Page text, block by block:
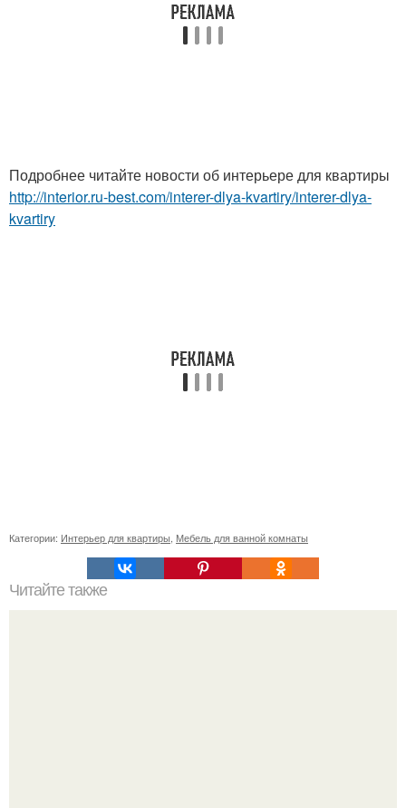
Подробнее читайте новости об интерьере для квартиры
http://interior.ru-best.com/interer-dlya-kvartiry/interer-dlya-
kvartiry
Категории: Интерьер для квартиры Мебель для ванной комнаты
Читайте также